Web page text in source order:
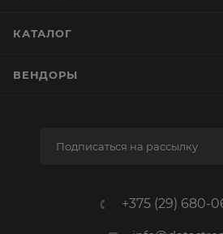
КАТАЛОГ
ВЕНДОРЫ
Подписаться на рассылку
+375 (29) 680-